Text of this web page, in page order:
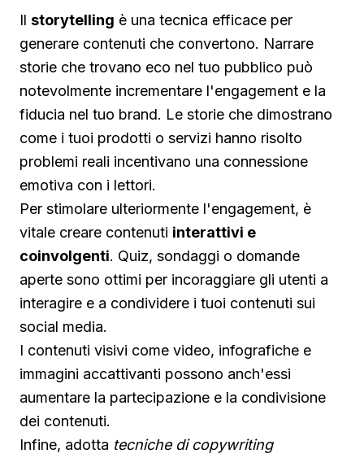
Il storytelling è una tecnica efficace per
generare contenuti che convertono. Narrare
storie che trovano eco nel tuo pubblico può
notevolmente incrementare l'engagement e la
fiducia nel tuo brand. Le storie che dimostrano
come i tuoi prodotti o servizi hanno risolto
problemi reali incentivano una connessione
emotiva con i lettori.
Per stimolare ulteriormente l'engagement, è
vitale creare contenuti interattivi e
coinvolgenti. Quiz, sondaggi o domande
aperte sono ottimi per incoraggiare gli utenti a
interagire e a condividere i tuoi contenuti sui
social media.
I contenuti visivi come video, infografiche e
immagini accattivanti possono anch'essi
aumentare la partecipazione e la condivisione
dei contenuti.
Infine, adotta tecniche di copywriting